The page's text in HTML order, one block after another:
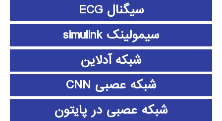
سیگنال ECG
سیمولینک simulink
شبکه آدلاین
شبکه عصبی CNN
شبکه عصبی در پایتون